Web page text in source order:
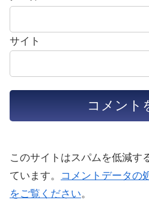
サイト
このサイトはスパムを低減す
ています。
コメントデータの
をご覧ください。